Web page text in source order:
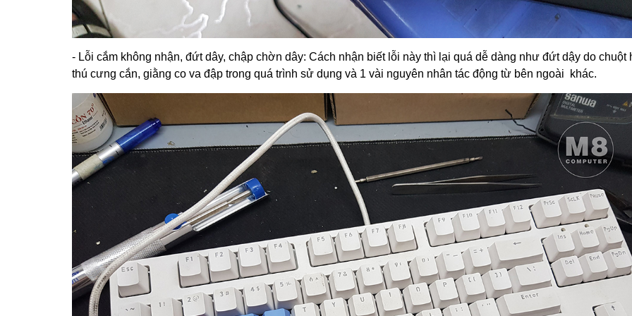
- Lỗi cắm không nhận, đứt dây, chập chờn dây: Cách nhận biết lỗi này thì lại quá dễ dàng như đứt dậy do chuột
thú cưng cắn, giằng co va đập trong quá trình sử dụng và 1 vài nguyên nhân tác động từ bên ngoài khác.